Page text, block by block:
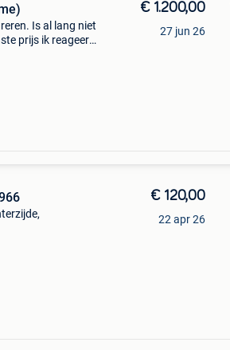
Is al lang niet
prijs ik reageer
€ 1.200,00
27 jun 26
€ 120,00
22 apr 26